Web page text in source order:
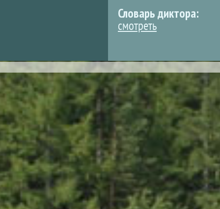
Словарь диктора:
смотреть